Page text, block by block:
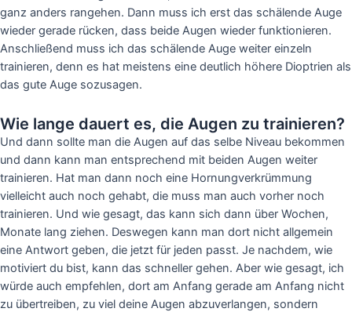
ganz anders rangehen. Dann muss ich erst das schälende Auge
wieder gerade rücken, dass beide Augen wieder funktionieren.
Anschließend muss ich das schälende Auge weiter einzeln
trainieren, denn es hat meistens eine deutlich höhere Dioptrien als
das gute Auge sozusagen.
Wie lange dauert es, die Augen zu trainieren?
Und dann sollte man die Augen auf das selbe Niveau bekommen
und dann kann man entsprechend mit beiden Augen weiter
trainieren. Hat man dann noch eine Hornungverkrümmung
vielleicht auch noch gehabt, die muss man auch vorher noch
trainieren. Und wie gesagt, das kann sich dann über Wochen,
Monate lang ziehen. Deswegen kann man dort nicht allgemein
eine Antwort geben, die jetzt für jeden passt. Je nachdem, wie
motiviert du bist, kann das schneller gehen. Aber wie gesagt, ich
würde auch empfehlen, dort am Anfang gerade am Anfang nicht
zu übertreiben, zu viel deine Augen abzuverlangen, sondern